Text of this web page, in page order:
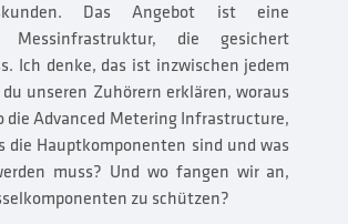
Das Angebot ist eine
Messinfrastruktur, die gesichert
Ich denke, das ist inzwischen jedem
unseren Zuhörern erklären, woraus
die Advanced Metering Infrastructure,
die Hauptkomponenten sind und was
muss? Und wo fangen wir an,
zu schützen?